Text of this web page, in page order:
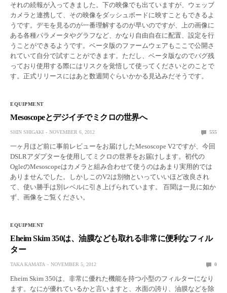
それの続報が入ってきました。下の映像でも出ていますが、ウェッブ
カメラと連携して、その映像をダッシュボードに映すこともできるよ
うです。デモを見るのが一番理解するのが早いのですが、上の画像に
ある各種パラメータやグラフなど、かなり自由自在に配置、設定を行
うことができるようです。ベータ版のファームウェアもここで公開さ
れていて自分で試すことができます。ただし、ベータ版なのでバグ残
っており使用する際にはリスクを覚悟して使ってくださいとのことで
す。正式リリースにはあと数週間ぐらいかかる見込みだそうです。
EQUIPMENT
Mesoscopeとデジイチでミクロの世界へ
SHIN SHIGAKI NOVEMBER 6, 2012 555
一ヶ月ほど前に事前レビューをお届けしたMesoscope V2ですが、今回
DSLRアダプターを使用してミクロの世界をお届けします。初代の
OgleのMesoscopeはカメラと組み合わせて使うのはあまり実用的では
ありませんでした。しかしこのV2は別物といっていいほど改良され
て、使い勝手は別レベルに引き上げられています。 百聞は一見に如か
ず、画像をご覧ください。
EQUIPMENT
Eheim Skim 350は、油膜なども取れる非常に便利なフィル
ター
TAKA KAMATA NOVEMBER 5, 2012 0
Eheim Skim 350は、非常に優れた機能を持つ小型のフィルターになり
ます。なにが優れているかと言いますと、水面の誇り、油膜などを除